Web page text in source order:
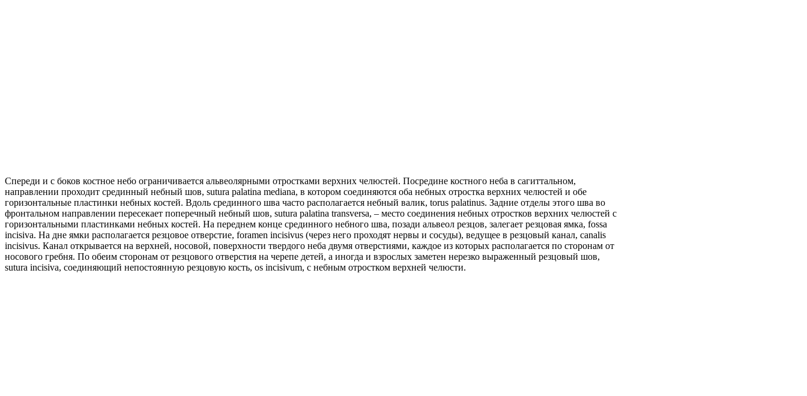
Спереди и с боков костное небо ограничивается альвеолярными отростками верхних челюстей. Посредине костного неба в сагиттальном,
направлении проходит срединный небный шов, sutura palatina mediana, в котором соединяются оба небных отростка верхних челюстей и обе
горизонтальные пластинки небных костей. Вдоль срединного шва часто располагается небный валик, torus palatinus. Задние отделы этого шва во
фронтальном направлении пересекает поперечный небный шов, sutura palatina transversa, – место соединения небных отростков верхних челюстей с
горизонтальными пластинками небных костей. На переднем конце срединного небного шва, позади альвеол резцов, залегает резцовая ямка, fossa
incisiva. На дне ямки располагается резцовое отверстие, foramen incisivus (через него проходят нервы и сосуды), ведущее в резцовый канал, canalis
incisivus. Канал открывается на верхней, носовой, поверхности твердого неба двумя отверстиями, каждое из которых располагается по сторонам от
носового гребня. По обеим сторонам от резцового отверстия на черепе детей, а иногда и взрослых заметен нерезко выраженный резцовый шов,
sutura incisiva, соединяющий непостоянную резцовую кость, os incisivum, с небным отростком верхней челюсти.